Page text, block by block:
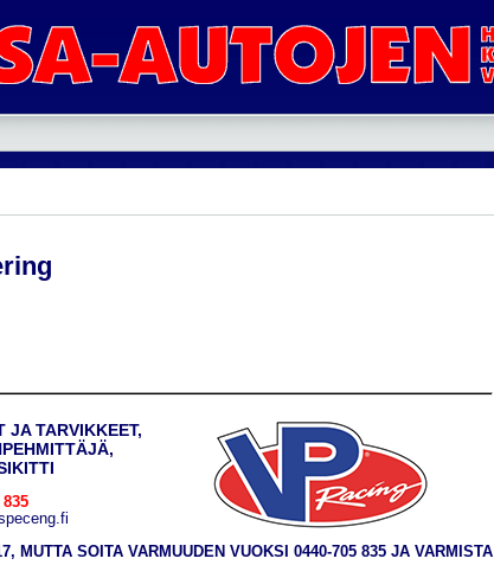
JA TARVIKKEET,
835
MUTTA SOITA VARMUUDEN VUOKSI 0440-705 835 JA VARMISTA